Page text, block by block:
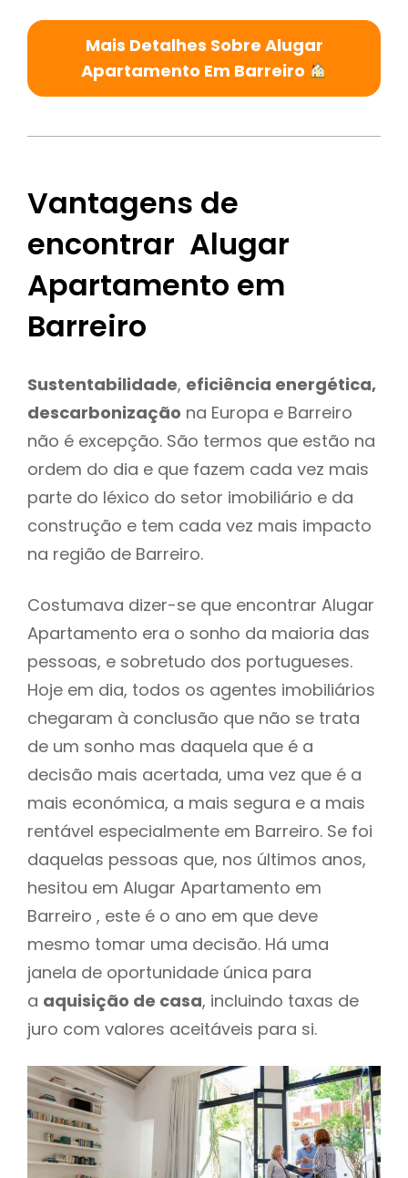
Mais Detalhes Sobre Alugar
Apartamento Em Barreiro
Vantagens de
encontrar Alugar
Apartamento em
Barreiro
Sustentabilidade, eficiência energética,
descarbonização na Europa e Barreiro
não é excepção. São termos que estão na
ordem do dia e que fazem cada vez mais
parte do léxico do setor imobiliário e da
construção e tem cada vez mais impacto
na região de Barreiro.
Costumava dizer-se que encontrar Alugar
Apartamento era o sonho da maioria das
pessoas, e sobretudo dos portugueses.
Hoje em dia, todos os agentes imobiliários
chegaram à conclusão que não se trata
de um sonho mas daquela que é a
decisão mais acertada, uma vez que é a
mais económica, a mais segura e a mais
rentável especialmente em Barreiro. Se foi
daquelas pessoas que, nos últimos anos,
hesitou em Alugar Apartamento em
Barreiro , este é o ano em que deve
mesmo tomar uma decisão. Há uma
janela de oportunidade única para
a aquisição de casa, incluindo taxas de
juro com valores aceitáveis para si.